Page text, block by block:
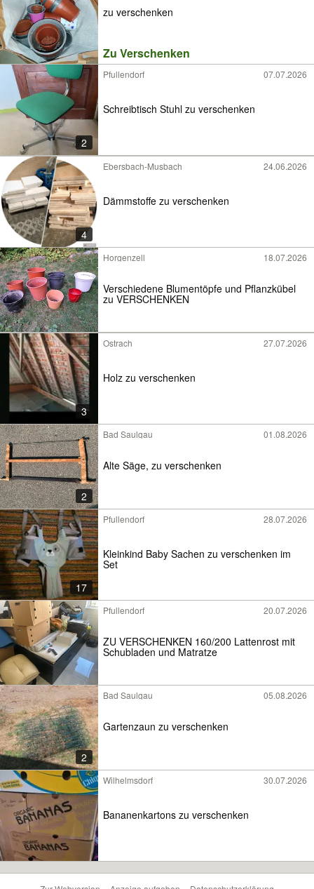
zu verschenken
Zu Verschenken
2
Pfullendorf 07.07.2026
Schreibtisch Stuhl zu verschenken
4
Ebersbach-Musbach 24.06.2026
Dämmstoffe zu verschenken
Horgenzell 18.07.2026
Verschiedene Blumentöpfe und Pflanzkübel
zu VERSCHENKEN
3
Ostrach 27.07.2026
Holz zu verschenken
2
Bad Saulgau 01.08.2026
Alte Säge, zu verschenken
17
Pfullendorf 28.07.2026
Kleinkind Baby Sachen zu verschenken im
Set
Pfullendorf 20.07.2026
ZU VERSCHENKEN 160/200 Lattenrost mit
Schubladen und Matratze
2
Bad Saulgau 05.08.2026
Gartenzaun zu verschenken
Wilhelmsdorf 30.07.2026
Bananenkartons zu verschenken